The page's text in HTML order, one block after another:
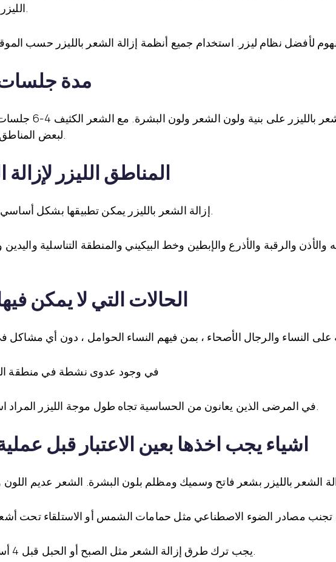
الليزر في المواقف المختارة بعناية فائقة.
مدة جلسات
تعتمد مدة وكمية
لبعض المناطق قد تكون هناك حاجة 8-12 جلسات.
المناطق الليزر
إزالة الشعر بالليزر يمكن تطبيقها بشكل أساسي على أي منطقة مع بصيلات الشعر.
والرقبة والأذرع والإبطين وخط البيكيني والمنطقة التناسلية
الحالات التي لا يمكن
في وجود عدوى نشطة في منطقة
في المرضى الذين يعانون من الحساسية تجاه طول موجة الليزر المراد استخدامها ، يكون التطبيق غير مريح.
اشياء يجب اخذها بعين الاعتبار قبل
يجب ترك طرق إزالة الشعر مثل الصبح أو الحبل قبل 4 أسابيع من تطبيق إزالة الشعر بالليزر.